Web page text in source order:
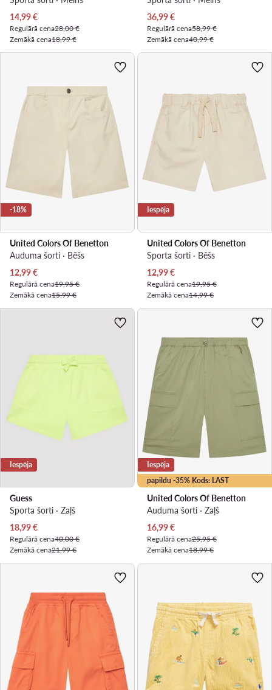
Pašreizējā cena
14,99€
Regulārā cena28,00 €
Zemākā cena18,99 €
Pašreizējā cena
36,99€
Regulārā cena58,99 €
Zemākā cena40,99 €
-18%
United Colors Of Benetton
Auduma šorti · Bēšs
Pašreizējā cena
12,99€
Regulārā cena19,95 €
Zemākā cena15,99 €
Iespēja
United Colors Of Benetton
Sporta šorti · Bēšs
Pašreizējā cena
12,99€
Regulārā cena19,95 €
Zemākā cena14,99 €
Iespēja
Guess
Sporta šorti · Zaļš
Pašreizējā cena
18,99€
Regulārā cena40,00 €
Zemākā cena21,99 €
papildu -35% Kods: LAST
Iespēja
United Colors Of Benetton
Auduma šorti · Zaļš
Pašreizējā cena
16,99€
Regulārā cena25,95 €
Zemākā cena18,99 €